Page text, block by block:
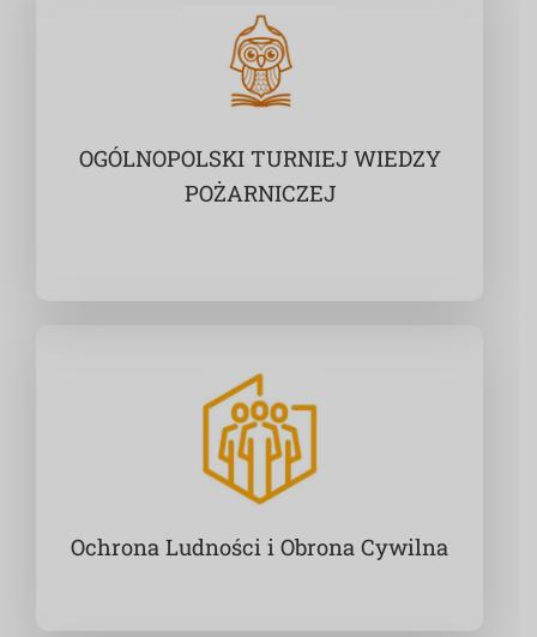
OGÓLNOPOLSKI TURNIEJ WIEDZY
POŻARNICZEJ
Ochrona Ludności i Obrona Cywilna